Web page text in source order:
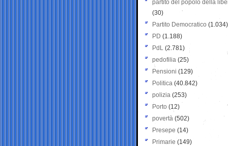
partito del popolo della
(30)
Partito Democratico (1.034)
PD (1.188)
PdL (2.781)
pedofilia (25)
Pensioni (129)
Politica (40.842)
polizia (253)
Porto (12)
povertà (502)
Presepe (14)
Primarie (149)